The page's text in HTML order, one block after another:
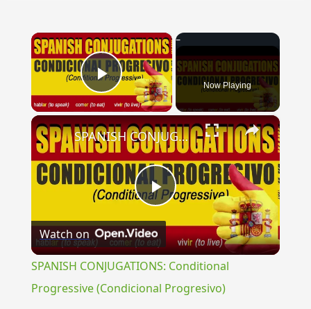
×
Play Video Now Playing
×
Play
Video
SPANISH CONJUGATIONS: Conditional Progressive (Condicional Progresivo)
Watch on
SPANISH CONJUGATIONS: Conditional
Progressive (Condicional Progresivo)